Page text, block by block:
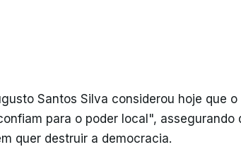
Santos Silva considerou hoje que o
para o poder local", assegurando
quer destruir a democracia.